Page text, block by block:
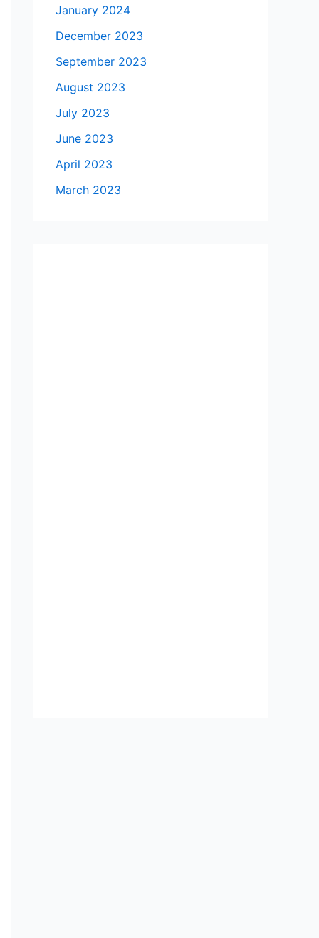
January 2024
December 2023
September 2023
August 2023
July 2023
June 2023
April 2023
March 2023